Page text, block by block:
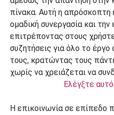
Ελέγξτε
Η επικοινωνία σε επίπεδο